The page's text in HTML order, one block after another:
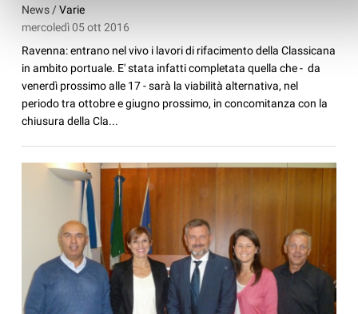
News /Varie
mercoledì 05 ott 2016
Ravenna: entrano nel vivo i lavori di rifacimento della Classicana
in ambito portuale. E' stata infatti completata quella che - da
venerdì prossimo alle 17 - sarà la viabilità alternativa, nel
periodo tra ottobre e giugno prossimo, in concomitanza con la
chiusura della Cla...